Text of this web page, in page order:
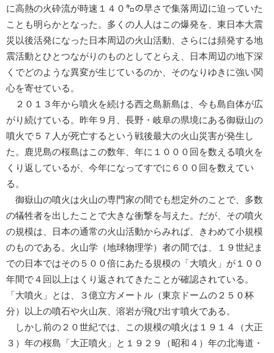
に高熱の火砕流が時速１４０㌔の早さで集落周辺に迫っていた
ことも明らかとなった。多くの人人はこの爆発を、東日本大震
災以後活発になった日本周辺の火山活動、さらには頻発する地
震活動とひとつながりのものとしてとらえ、日本周辺の地下深
くでどのような異変が生じているのか、そのなりゆきに強い関
心を寄せている。
２０１３年から噴火を続ける西之島新島は、今も島自体が広
がり続けている。昨年９月、長野・岐阜の県境にある御嶽山の
噴火で５７人が死亡するという戦後最大の火山災害が発生し
た。鹿児島の桜島はこの数年、年に１０００回を数える噴火を
くり返しているが、今年になってすでに６００回を数えてい
る。
御嶽山の噴火は火山の専門家の間でも想定外のことで、多数
の犠牲者を出したことで大きな衝撃を与えた。だが、その噴火
の規模は、日本の通常の火山活動からみれば、きわめて小規模
のものである。火山学（地球物理学）者の間では、１９世紀ま
での日本ではその５００倍にあたる規模の「大噴火」が１００
年間で４回以上はくり返されてきたことが確認されている。
「大噴火」とは、３億立方メートル（東京ドームの２５０杯
分）以上の噴石や火山灰、溶岩が飛び出す噴火である。
しかし前の２０世紀では、この規模の噴火は１９１４（大正
３）年の桜島「大正噴火」と１９２９（昭和４）年の北海道・